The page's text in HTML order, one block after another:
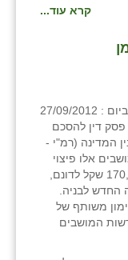
קרא עוד...
09/2012
דין להסכם
המדינה (רמ"י -
אלו פיצוי
בגין הפקעת 110 דונם בסכום שיא של 170,000 שקל לדונם,
החדש לבניה.
הידוע במימון משותף של
היה ברשות המושבים